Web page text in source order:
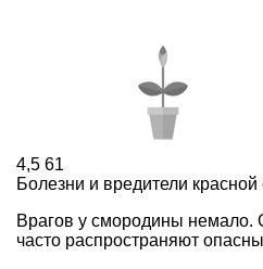
4,5 61
Болезни и вредители
Врагов у смородины
часто распространяют